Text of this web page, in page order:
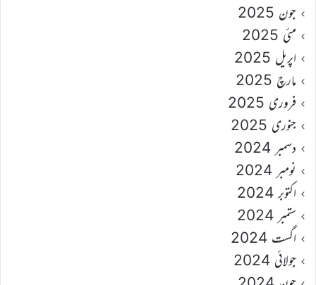
جون 2025
مئی 2025
اپریل 2025
مارچ 2025
فروری 2025
جنوری 2025
دسمبر 2024
نومبر 2024
اکتوبر 2024
ستمبر 2024
اگست 2024
جولائی 2024